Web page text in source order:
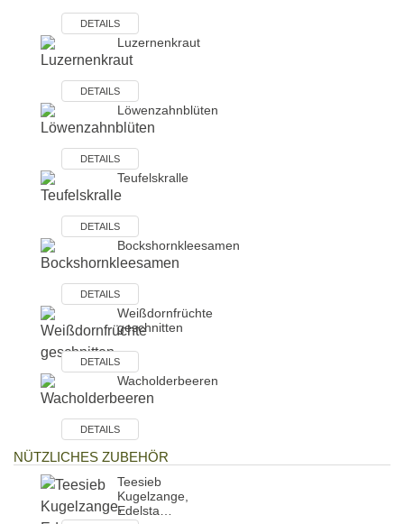
DETAILS
Luzernenkraut
DETAILS
Löwenzahnblüten
DETAILS
Teufelskralle
DETAILS
Bockshornkleesamen
DETAILS
Weißdornfrüchte
geschnitten
DETAILS
Wacholderbeeren
DETAILS
NÜTZLICHES ZUBEHÖR
Teesieb
Kugelzange,
Edelsta…